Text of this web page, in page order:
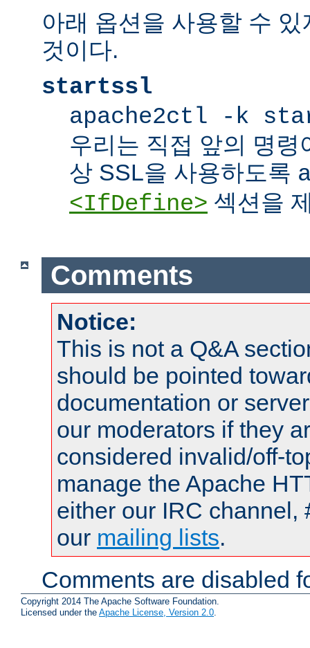
아래 옵션을 사용할 수
것이다.
startssl
apache2ctl -k
우리는 직접 앞의 명령
상 SSL을 사용하도록
<IfDefine> 섹션을
Comments
Notice:
This is not a Q&A
should be pointed
documentation or
our moderators if they
considered invalid/off-
manage the Apache
either our IRC channel,
our mailing lists.
Comments are disabled
Copyright 2014 The Apache Software Foundation.
Licensed under the Apache License, Version 2.0